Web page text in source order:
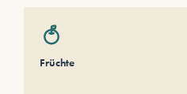
Früchte